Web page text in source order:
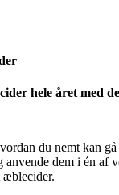
hele året med
du nemt kan
anvende dem i én af
æblecider.